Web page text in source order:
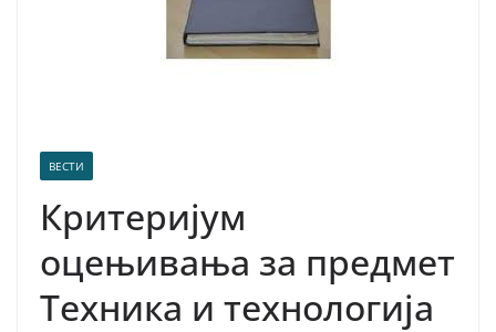
ВЕСТИ
Критеријум
оцењивања за предмет
Техника и технологија